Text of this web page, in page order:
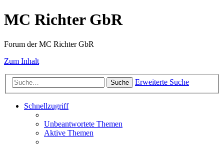
MC Richter GbR
Forum der MC Richter GbR
Zum Inhalt
Suche Erweiterte Suche
Schnellzugriff
Unbeantwortete Themen
Aktive Themen